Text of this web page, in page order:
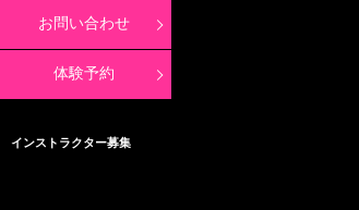
インストラクター募集
お問い合わせ
体験予約